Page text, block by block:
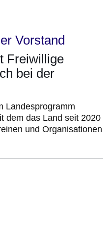
Vorstand
Freiwillige
bei der
Landesprogramm
dem das Land seit 2020
und Organisationen